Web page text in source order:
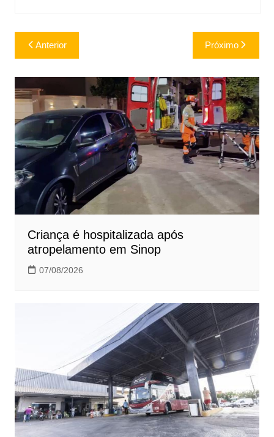
Navegação
de
Post
Anterior Próximo
Criança é hospitalizada após
atropelamento em Sinop
07/08/2026